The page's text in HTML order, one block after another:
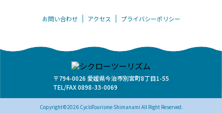
お問い合わせ アクセス プライバシーポリシー
〒794-0026 愛媛県今治市別宮町8丁目1-55
TEL/FAX 0898-33-0069
Copyright©2026 CycloTourisme Shimanami All Right Reserved.